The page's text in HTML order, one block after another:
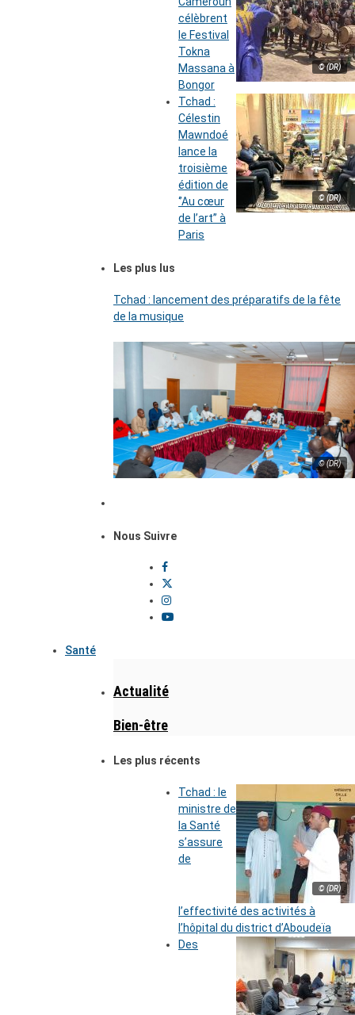
© (DR)
célèbrent
le Festival
Tokna
Massana à
Bongor
© (DR)
Tchad :
Célestin
Mawndoé
lance la
troisième
édition de
‘’Au cœur
de l’art’’ à
Paris
Les plus lus
Tchad : lancement des préparatifs de la fête
de la musique
© (DR)
Nous Suivre
Santé
Actualité
Bien-être
Les plus récents
© (DR)
Tchad : le
ministre de
la Santé
s’assure
de
l’effectivité des activités à
l’hôpital du district d’Aboudeïa
Des